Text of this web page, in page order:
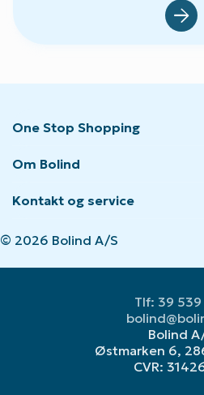
One Stop Shopping
Om Bolind
Kontakt og service
© 2026 Bolind A/S
Tlf: 39
Bolind
Østmarken 6,
CVR: